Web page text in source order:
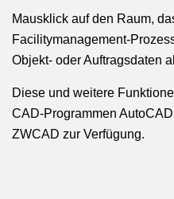
Mausklick auf den Raum,
Facilitymanagement-
Objekt- oder Auftragsdaten
Diese und weitere
CAD-Programmen
ZWCAD zur Verfügung.